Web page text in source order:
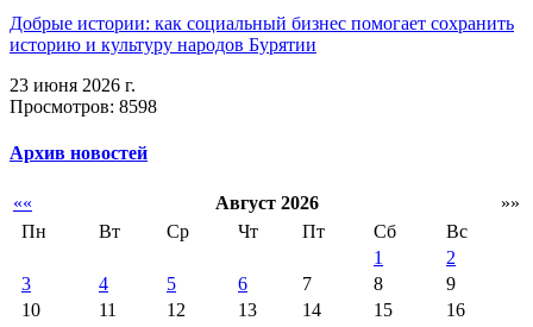
Добрые истории: как социальный бизнес помогает сохранить
историю и культуру народов Бурятии
23 июня 2026 г.
Просмотров: 8598
Архив новостей
«« Август 2026
»»
Пн
Вт Ср Чт Пт Сб
Вс
1
2
3
4 5 6 7 8
9
10
11 12 13 14 15
16